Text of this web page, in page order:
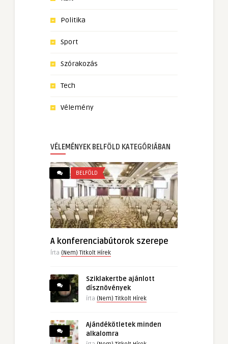
Politika
Sport
Szórakozás
Tech
Vélemény
VÉLEMÉNYEK BELFÖLD KATEGÓRIÁBAN
BELFÖLD
A konferenciabútorok szerepe
Írta (Nem) Titkolt Hírek
Sziklakertbe ajánlott
dísznövények
írta (Nem) Titkolt Hírek
Ajándékötletek minden
alkalomra